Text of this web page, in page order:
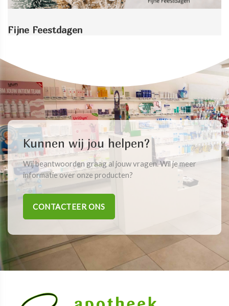
Fijne Feestdagen
Kunnen wij jou helpen?
Wij beantwoorden graag al jouw vragen. Wil je meer
informatie over onze producten?
CONTACTEER ONS